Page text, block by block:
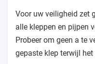
Voor uw veiligheid zet
alle kleppen en pijpen
Probeer om geen a te
gepaste klep terwijl